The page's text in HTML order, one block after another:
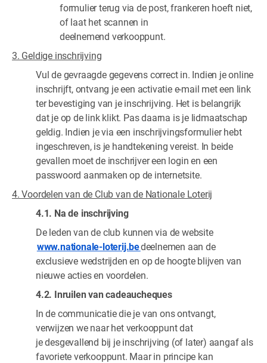
formulier terug via de post, frankeren hoeft niet,
of laat het scannen in
deelnemend verkooppunt.
3. Geldige inschrijving
Vul de gevraagde gegevens correct in. Indien je online
inschrijft, ontvang je een activatie e-mail met een link
ter bevestiging van je inschrijving. Het is belangrijk
dat je op de link klikt. Pas daarna is je lidmaatschap
geldig. Indien je via een inschrijvingsformulier hebt
ingeschreven, is je handtekening vereist. In beide
gevallen moet de inschrijver een login en een
passwoord aanmaken op de internetsite.
4. Voordelen van de Club van de Nationale Loterij
4.1. Na de inschrijving
De leden van de club kunnen via de website
www.nationale-loterij.bedeelnemen aan de
exclusieve wedstrijden en op de hoogte blijven van
nieuwe acties en voordelen.
4.2. Inruilen van cadeaucheques
In de communicatie die je van ons ontvangt,
verwijzen we naar het verkooppunt dat
je desgevallend bij je inschrijving (of later) aangaf als
favoriete verkooppunt. Maar in principe kan